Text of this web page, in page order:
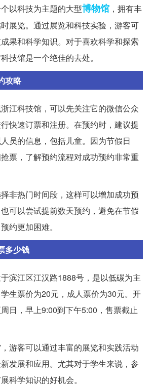
以科技为主题的大型博物馆 ，拥有丰
展览。通过展览和科技实验，游客可
果和科学知识。对于喜欢科学和探索
技馆是一个绝佳的去处。
攻略
江科技馆，可以先关注它的微信公众
快速订票和注册。在预约时，建议提
员的信息，包括儿童。因为节假日
票，了解预约流程对成功预约非常重
非热门时间段，这样可以增加成功预
可以尝试提前数天预约，避免在节假
约更加困难。
多少钱
滨江区江汉路1888号，是以低碳为主
生票价为20元，成人票价为30元。开
日，早上9:00到下午5:00，售票截止
游客可以通过丰富的展览和实践活动
发展和应用。尤其对于学生来说，参
科学知识的好机会。